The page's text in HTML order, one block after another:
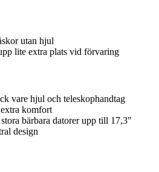
utan hjul
lite extra plats vid förvaring
vare hjul och teleskophandtag
komfort
bärbara datorer upp till 17,3"
design